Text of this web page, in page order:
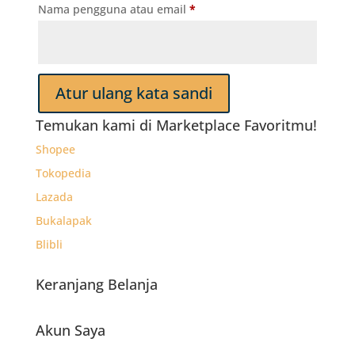
Nama pengguna atau email *Wajib
Atur ulang kata sandi
Temukan kami di Marketplace Favoritmu!
Shopee
Tokopedia
Lazada
Bukalapak
Blibli
Keranjang Belanja
Akun Saya